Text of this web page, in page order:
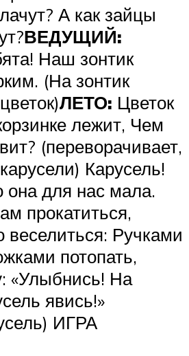
А как зайцы
ВЕДУЩИЙ:
Наш зонтик
(На зонтик
ЛЕТО: Цветок
лежит, Чем
(переворачивает,
Карусель!
она для нас мала.
прокатиться,
Ручками
потопать,
«Улыбнись! На
явись!»
ИГРА